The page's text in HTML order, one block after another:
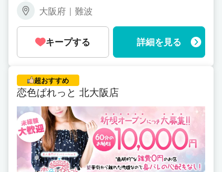
大阪府｜難波
キープする 詳細を見る
超おすすめ
恋色ぱれっと 北大阪店